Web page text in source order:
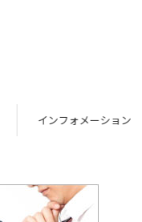
インフォメーション